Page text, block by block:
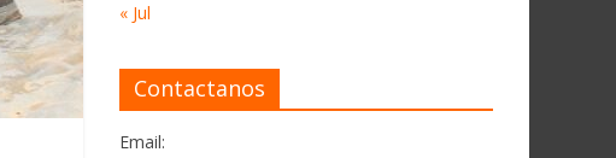
« Jul
Contactanos
Email: